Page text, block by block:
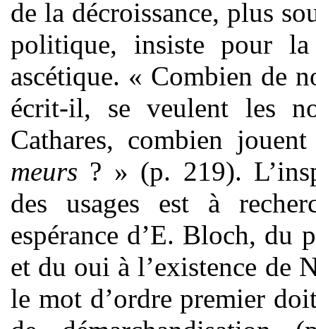
de la décroissance, plus
politique, insiste pour
ascétique. « Combien de
écrit-il, se veulent les
Cathares, combien
meurs ? » (p. 219).
des usages est à
espérance d’E. Bloch, du
et du oui à l’existence de
le mot d’ordre premier